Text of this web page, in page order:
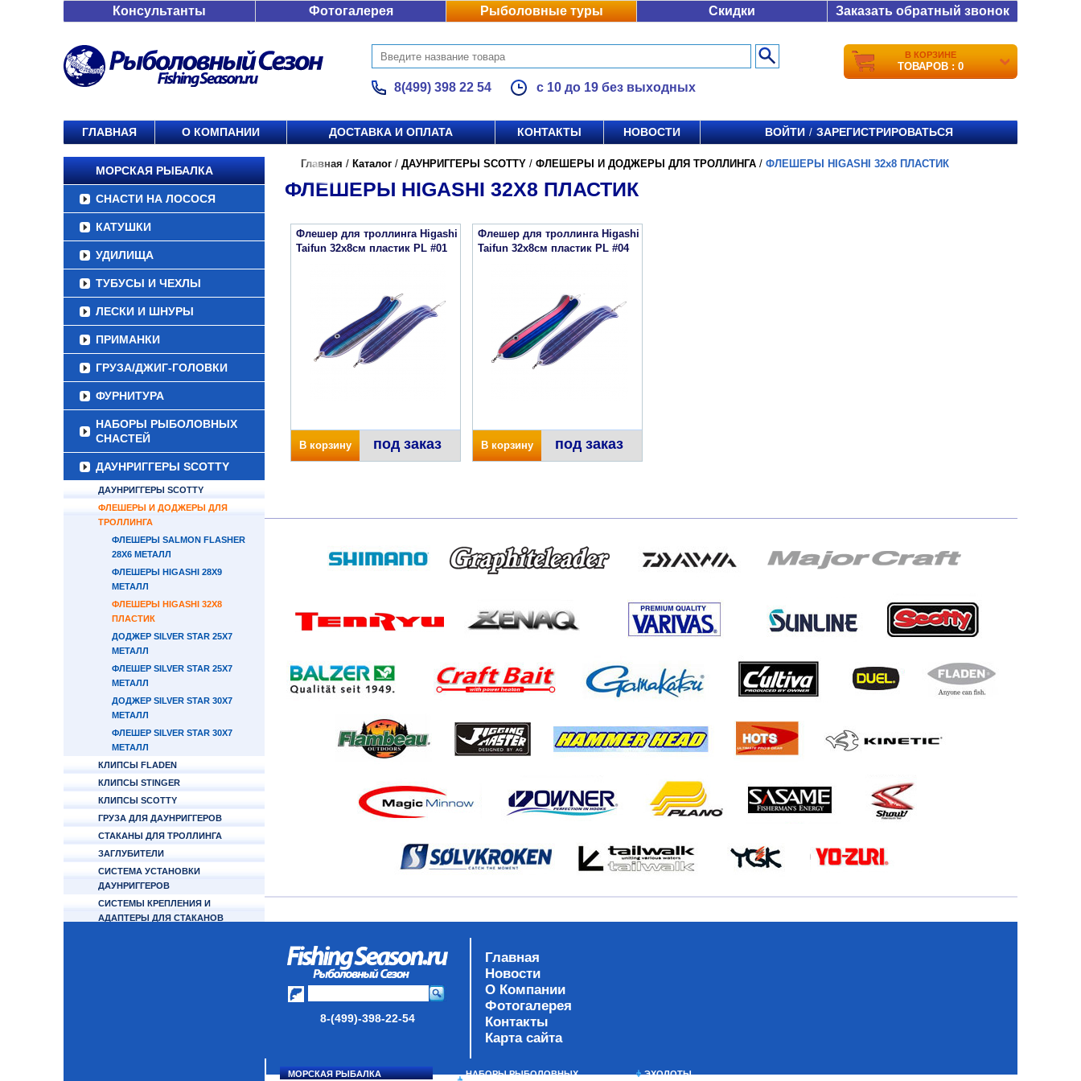
Консультанты Фотогалерея Рыболовные туры Скидки Заказать обратный звонок
8(499) 398 22 54 с 10 до 19 без выходных
В КОРЗИНЕ
ТОВАРОВ : 0
ГЛАВНАЯ О КОМПАНИИ ДОСТАВКА И ОПЛАТА КОНТАКТЫ НОВОСТИ ВОЙТИ / ЗАРЕГИСТРИРОВАТЬСЯ
МОРСКАЯ РЫБАЛКА
СНАСТИ НА ЛОСОСЯ
КАТУШКИ
УДИЛИЩА
ТУБУСЫ И ЧЕХЛЫ
ЛЕСКИ И ШНУРЫ
ПРИМАНКИ
ГРУЗА/ДЖИГ-ГОЛОВКИ
ФУРНИТУРА
НАБОРЫ РЫБОЛОВНЫХ
СНАСТЕЙ
ДАУНРИГГЕРЫ SCOTTY
ДАУНРИГГЕРЫ SCOTTY
ФЛЕШЕРЫ И ДОДЖЕРЫ ДЛЯ
ТРОЛЛИНГА
ФЛЕШЕРЫ SALMON FLASHER
28Х6 МЕТАЛЛ
ФЛЕШЕРЫ HIGASHI 28X9
МЕТАЛЛ
ФЛЕШЕРЫ HIGASHI 32X8
ПЛАСТИК
ДОДЖЕР SILVER STAR 25X7
МЕТАЛЛ
ФЛЕШЕР SILVER STAR 25Х7
МЕТАЛЛ
ДОДЖЕР SILVER STAR 30X7
МЕТАЛЛ
ФЛЕШЕР SILVER STAR 30X7
МЕТАЛЛ
КЛИПСЫ FLADEN
КЛИПСЫ STINGER
КЛИПСЫ SCOTTY
ГРУЗА ДЛЯ ДАУНРИГГЕРОВ
СТАКАНЫ ДЛЯ ТРОЛЛИНГА
ЗАГЛУБИТЕЛИ
СИСТЕМА УСТАНОВКИ
ДАУНРИГГЕРОВ
СИСТЕМЫ КРЕПЛЕНИЯ И
АДАПТЕРЫ ДЛЯ СТАКАНОВ
Главная / Каталог / ДАУНРИГГЕРЫ SCOTTY / ФЛЕШЕРЫ И ДОДЖЕРЫ ДЛЯ ТРОЛЛИНГА / ФЛЕШЕРЫ HIGASHI 32x8 ПЛАСТИК
ФЛЕШЕРЫ HIGASHI 32X8 ПЛАСТИК
Флешер для троллинга Higashi
Taifun 32x8см пластик PL #01
В корзину под заказ
Флешер для троллинга Higashi
Taifun 32x8см пластик PL #04
В корзину под заказ
8-(499)-398-22-54
Главная
Новости
О Компании
Фотогалерея
Контакты
Карта сайта
МОРСКАЯ РЫБАЛКА НАБОРЫ РЫБОЛОВНЫХ ЭХОЛОТЫ